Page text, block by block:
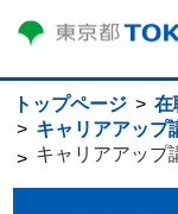
トップページ
在
キャリアアップ
キャリアアップ